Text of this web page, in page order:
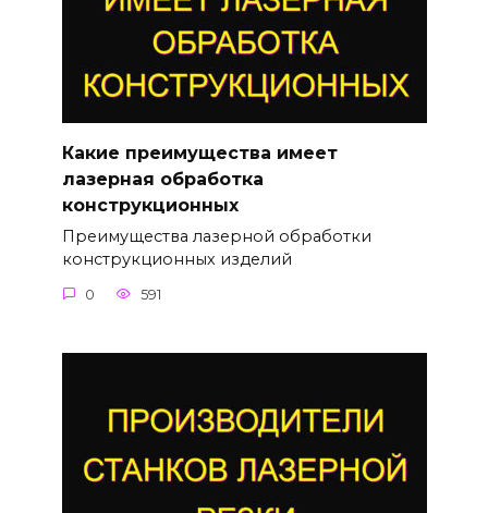
Какие преимущества имеет
лазерная обработка
конструкционных
Преимущества лазерной обработки
конструкционных изделий
0 591